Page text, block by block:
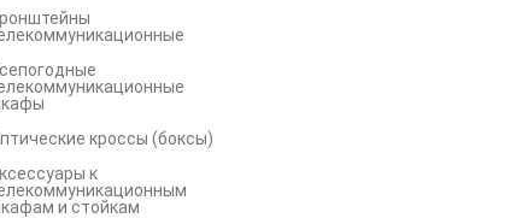
кроссы (боксы)
к
и стойкам